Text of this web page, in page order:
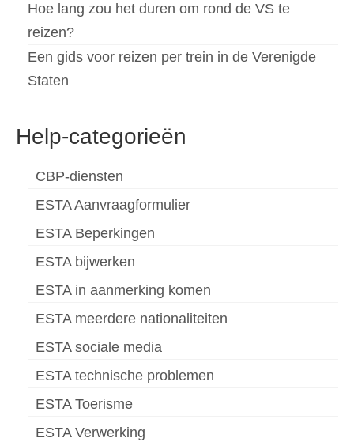
Hoe lang zou het duren om rond de VS te
reizen?
Een gids voor reizen per trein in de Verenigde
Staten
Help-categorieën
CBP-diensten
ESTA Aanvraagformulier
ESTA Beperkingen
ESTA bijwerken
ESTA in aanmerking komen
ESTA meerdere nationaliteiten
ESTA sociale media
ESTA technische problemen
ESTA Toerisme
ESTA Verwerking